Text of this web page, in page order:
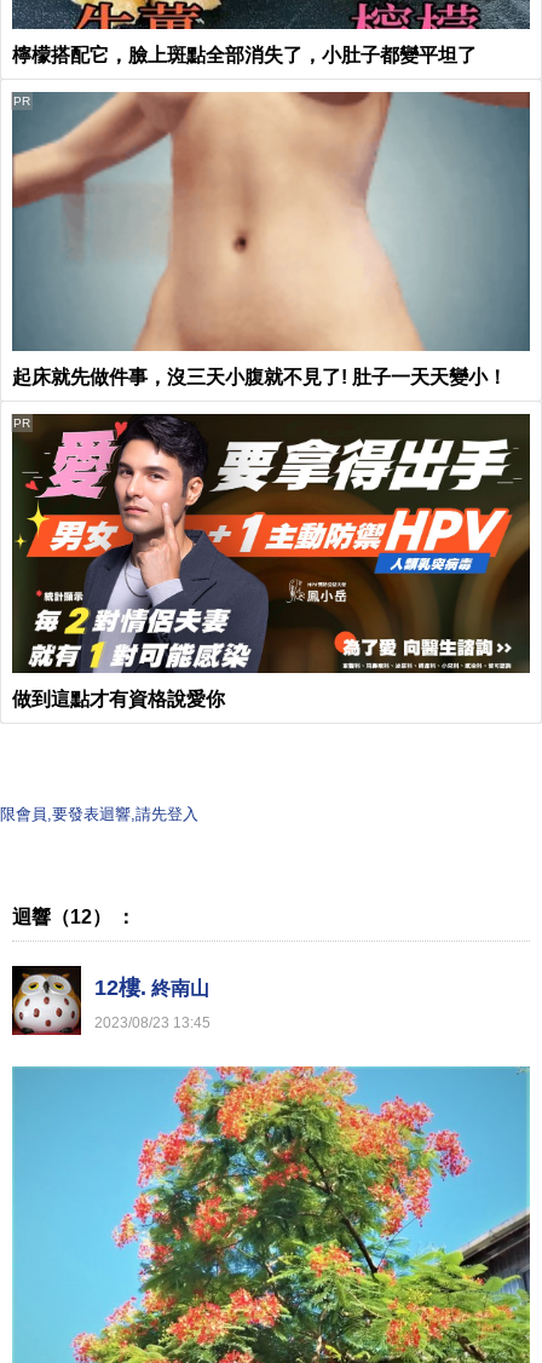
檸檬搭配它，臉上斑點全部消失了，小肚子都變平坦了
起床就先做件事，沒三天小腹就不見了! 肚子一天天變小！
PR
做到這點才有資格說愛你
PR
限會員,要發表迴響,請先登入
迴響（12） ：
12樓. 終南山
2023/08/23 13:45